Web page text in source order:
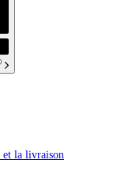
et la livraison